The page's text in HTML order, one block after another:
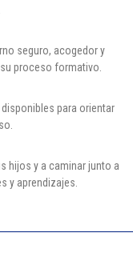
seguro, acogedor y
proceso formativo.
para orientar
hijos y a caminar junto a
y aprendizajes.